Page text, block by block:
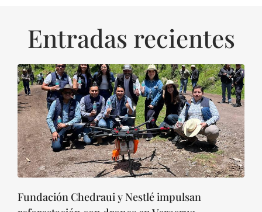
Entradas recientes
Fundación Chedraui y Nestlé impulsan